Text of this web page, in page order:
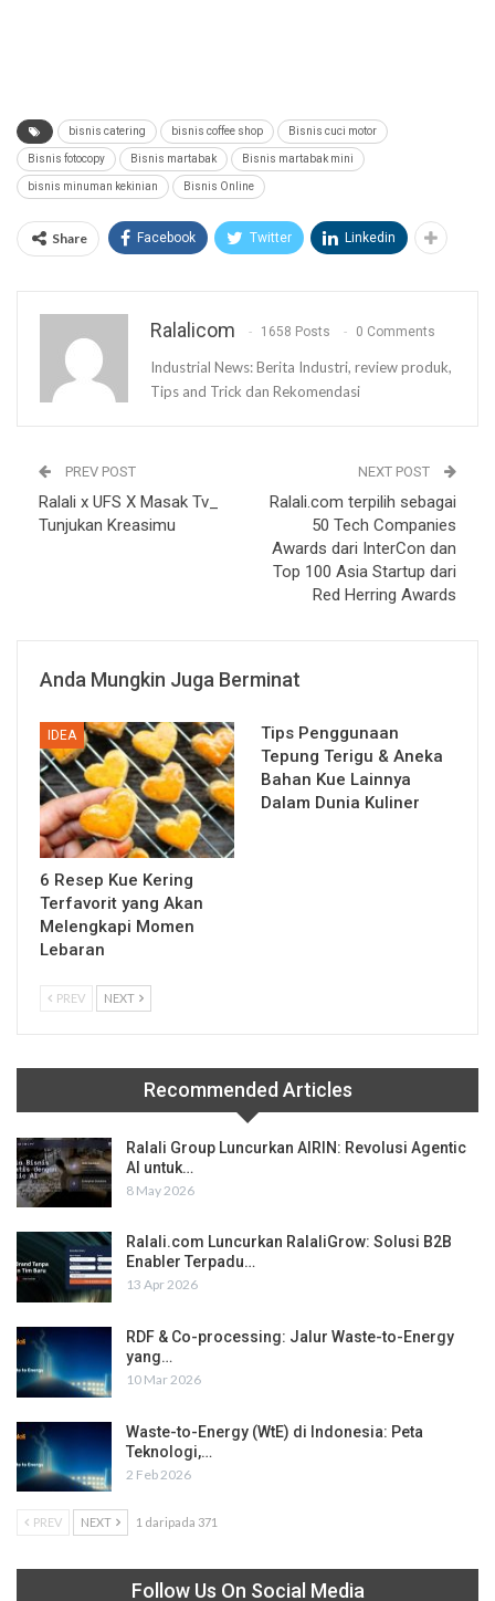
bisnis catering bisnis coffee shop Bisnis cuci motor
Bisnis fotocopy Bisnis martabak Bisnis martabak mini
bisnis minuman kekinian Bisnis Online
Share Facebook Twitter Linkedin
Ralalicom 1658 Posts 0 Comments
Industrial News: Berita Industri, review produk,
Tips and Trick dan Rekomendasi
PREV POST
Ralali x UFS X Masak Tv_
Tunjukan Kreasimu
NEXT POST
Ralali.com terpilih sebagai
50 Tech Companies
Awards dari InterCon dan
Top 100 Asia Startup dari
Red Herring Awards
Anda Mungkin Juga Berminat
IDEA
6 Resep Kue Kering
Terfavorit yang Akan
Melengkapi Momen
Lebaran
Tips Penggunaan
Tepung Terigu & Aneka
Bahan Kue Lainnya
Dalam Dunia Kuliner
PREV NEXT
Recommended Articles
Ralali Group Luncurkan AIRIN: Revolusi Agentic
AI untuk…
8 May 2026
Ralali.com Luncurkan RalaliGrow: Solusi B2B
Enabler Terpadu…
13 Apr 2026
RDF & Co-processing: Jalur Waste-to-Energy
yang…
10 Mar 2026
Waste-to-Energy (WtE) di Indonesia: Peta
Teknologi,…
2 Feb 2026
PREV NEXT 1 daripada 371
Follow Us On Social Media